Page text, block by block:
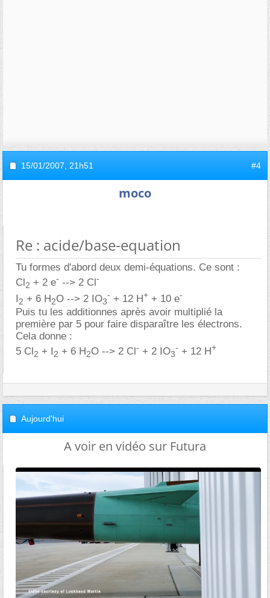
15/01/2007, 21h51 #4
moco
Re : acide/base-equation
Tu formes d'abord deux demi-équations. Ce sont :
Cl2 + 2 e- --> 2 Cl-
I2 + 6 H2O --> 2 IO3
- + 12 H+ + 10 e-
Puis tu les additionnes après avoir multiplié la
première par 5 pour faire disparaître les électrons.
Cela donne :
5 Cl2 + I2 + 6 H2O --> 2 Cl- + 2 IO3
- + 12 H+
Aujourd'hui
A voir en vidéo sur Futura